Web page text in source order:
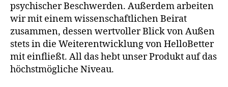
psychischer Beschwerden. Außerdem arbeiten
wir mit einem wissenschaftlichen Beirat
zusammen, dessen wertvoller Blick von Außen
stets in die Weiterentwicklung von HelloBetter
mit einfließt. All das hebt unser Produkt auf das
höchstmögliche Niveau.